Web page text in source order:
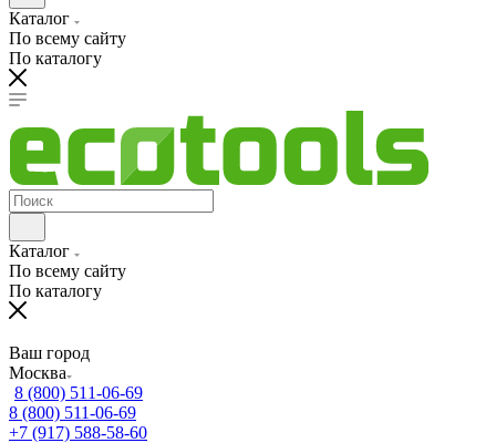
Каталог
По всему сайту
По каталогу
Каталог
По всему сайту
По каталогу
Ваш город
Москва
8 (800) 511-06-69
8 (800) 511-06-69
+7 (917) 588-58-60